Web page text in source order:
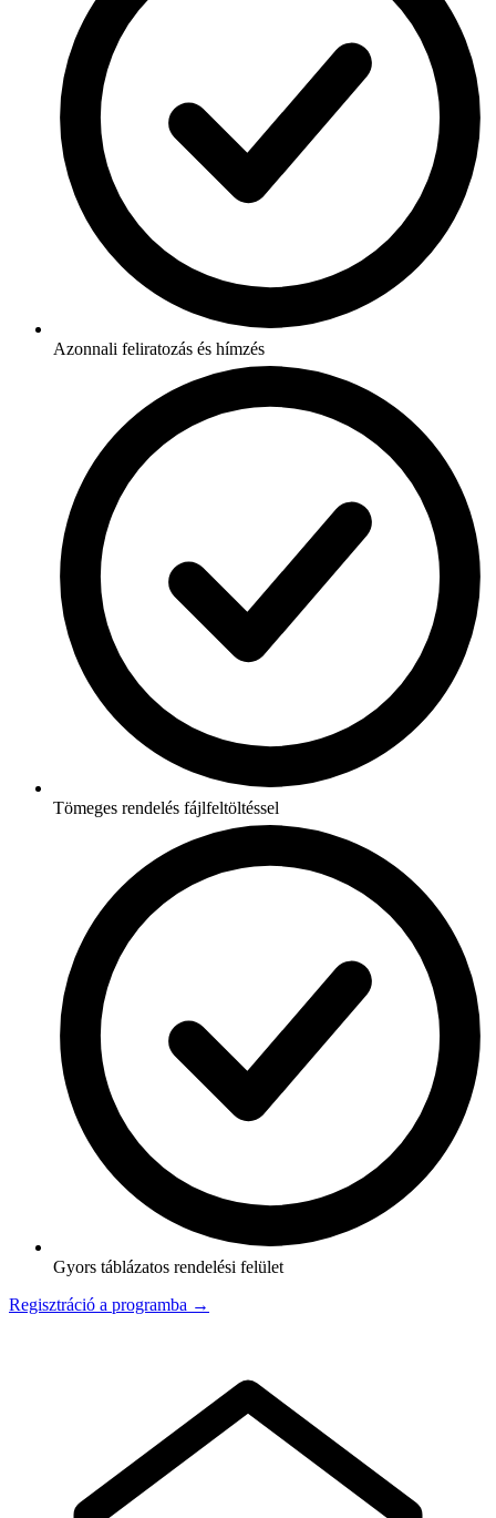
Azonnali feliratozás és hímzés
Tömeges rendelés fájlfeltöltéssel
Gyors táblázatos rendelési felület
Regisztráció a programba →